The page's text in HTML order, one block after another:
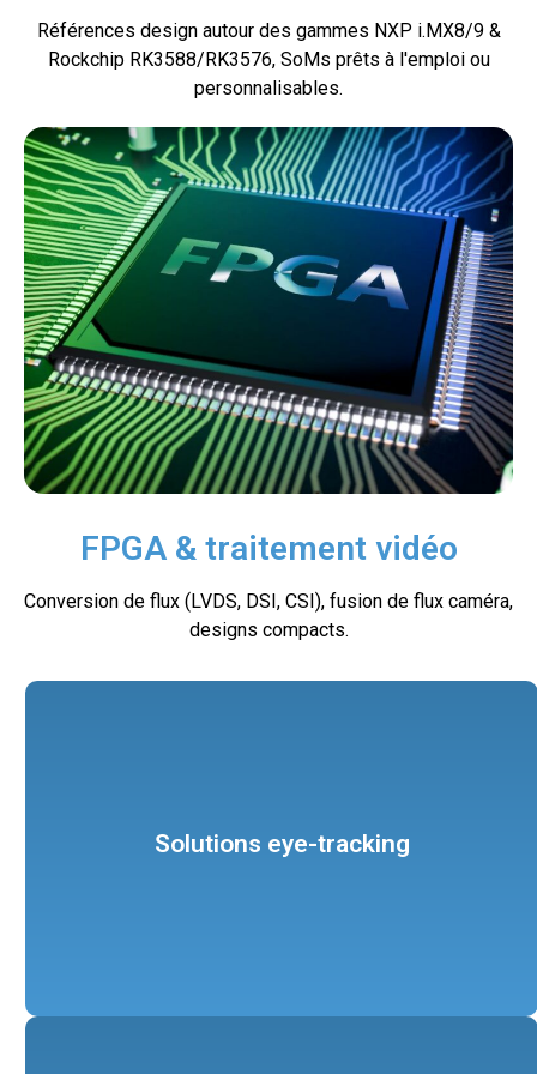
Références design autour des gammes NXP i.MX8/9 &
Rockchip RK3588/RK3576, SoMs prêts à l'emploi ou
personnalisables.
FPGA & traitement vidéo
Conversion de flux (LVDS, DSI, CSI), fusion de flux caméra,
designs compacts.
Solutions eye-tracking
eye-tracking, ouvrant la voie à de nouvelles expériences
utilisateur et applications avancées dans la recherche, la